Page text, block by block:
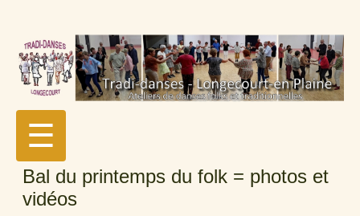
☰
Bal du printemps du folk = photos et
vidéos